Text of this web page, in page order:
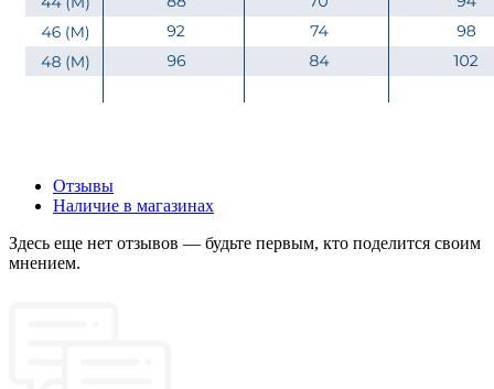
Отзывы
Наличие в магазинах
Здесь еще нет отзывов — будьте первым, кто поделится своим
мнением.